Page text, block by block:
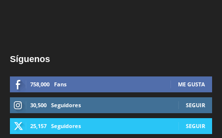
Síguenos
758,000 Fans ME GUSTA
30,500 Seguidores SEGUIR
25,157 Seguidores SEGUIR